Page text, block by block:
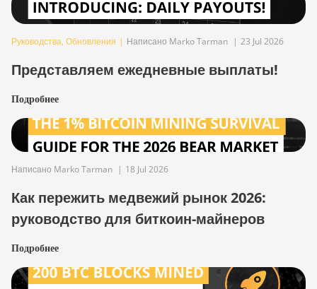
Руководства, Обновления | Написано Marko Tarman | 23 Jul 2026
Представляем ежедневные выплаты!
Подробнее
Написано Marko Tarman | 18 Jul 2026
Как пережить медвежий рынок 2026:
руководство для биткоин-майнеров
Подробнее